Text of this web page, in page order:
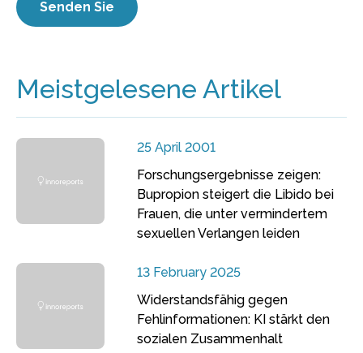
Meistgelesene Artikel
25 April 2001
Forschungsergebnisse zeigen:
Bupropion steigert die Libido bei
Frauen, die unter vermindertem
sexuellen Verlangen leiden
13 February 2025
Widerstandsfähig gegen
Fehlinformationen: KI stärkt den
sozialen Zusammenhalt